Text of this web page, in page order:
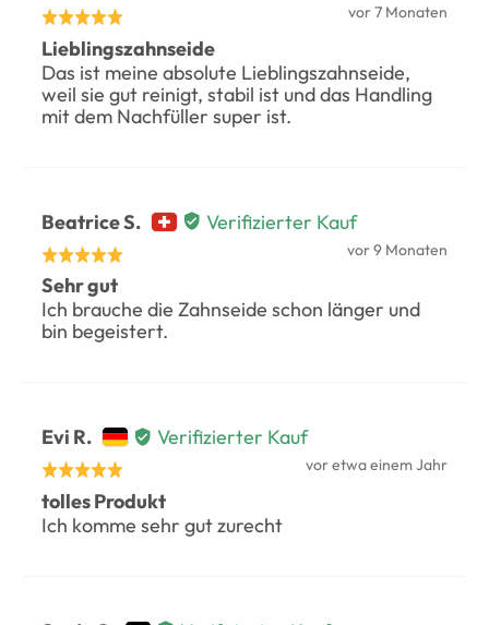
Melanie
H.,
von
Germany
Mit
5
von
5
Rezension
vor 7 Monaten
Lieblingszahnseide
Das ist meine absolute Lieblingszahnseide,
weil sie gut reinigt, stabil ist und das Handling
mit dem Nachfüller super ist.
Beatrice S.
Bewertet
S.,
Verifizierter Kauf
Mit
5
von
Rezension
vor 9 Monaten
Sehr gut
Ich brauche die Zahnseide schon länger und
bin begeistert.
Evi R.
Bewertet
Evi
R.,
Verifizierter Kauf
Mit
5
von
Rezension
vor etwa einem Jahr
tolles Produkt
Ich komme sehr gut zurecht